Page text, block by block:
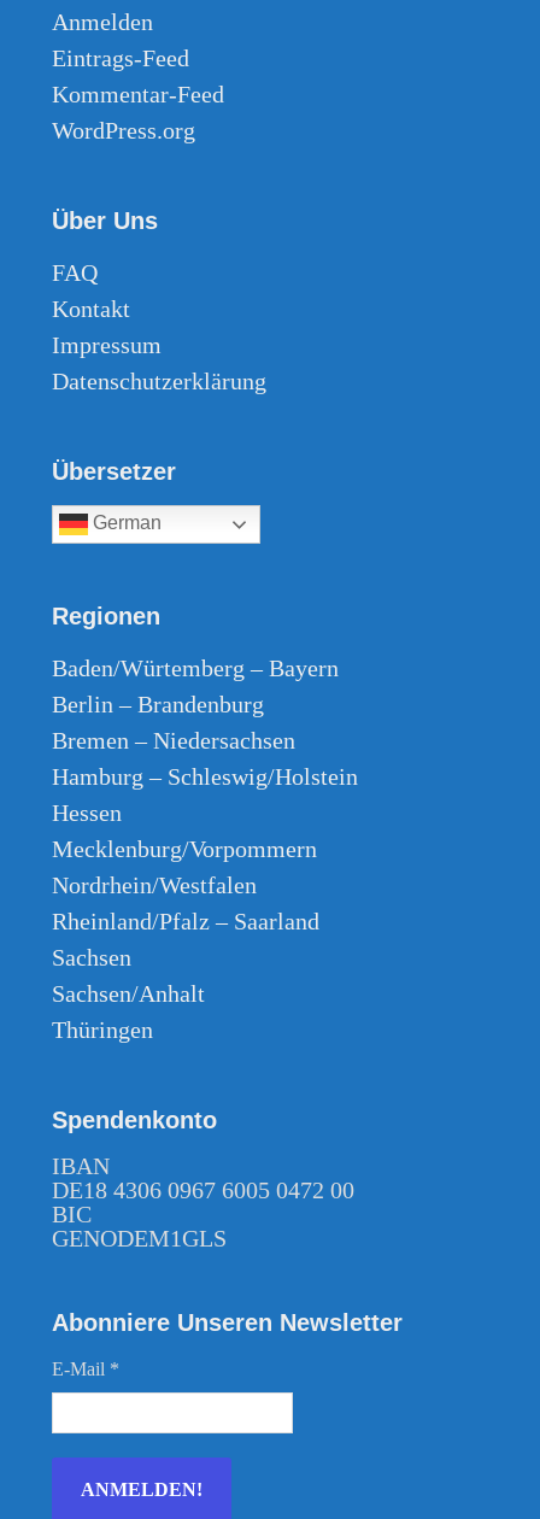
Anmelden
Eintrags-Feed
Kommentar-Feed
WordPress.org
Über Uns
FAQ
Kontakt
Impressum
Datenschutzerklärung
Übersetzer
German
Regionen
Baden/Würtemberg – Bayern
Berlin – Brandenburg
Bremen – Niedersachsen
Hamburg – Schleswig/Holstein
Hessen
Mecklenburg/Vorpommern
Nordrhein/Westfalen
Rheinland/Pfalz – Saarland
Sachsen
Sachsen/Anhalt
Thüringen
Spendenkonto
IBAN
DE18 4306 0967 6005 0472 00
BIC
GENODEM1GLS
Abonniere Unseren Newsletter
E-Mail *